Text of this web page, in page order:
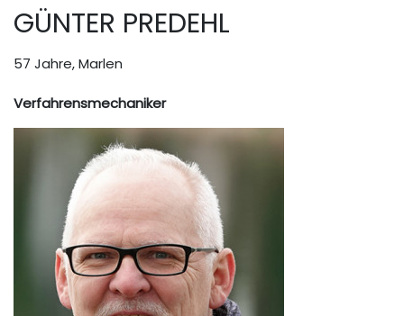
GÜNTER PREDEHL
57 Jahre, Marlen
Verfahrensmechaniker